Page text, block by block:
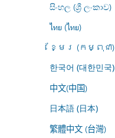
සිංහල (ශ්‍රී ලංකාව)
ไทย (ไทย)
ខ្មែរ (កម្ពុជា)
한국어 (대한민국)
中文(中国)
日本語 (日本)
繁體中文 (台灣)